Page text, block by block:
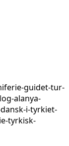
guidet-tur-
alanya-
i-tyrkiet-
tyrkisk-